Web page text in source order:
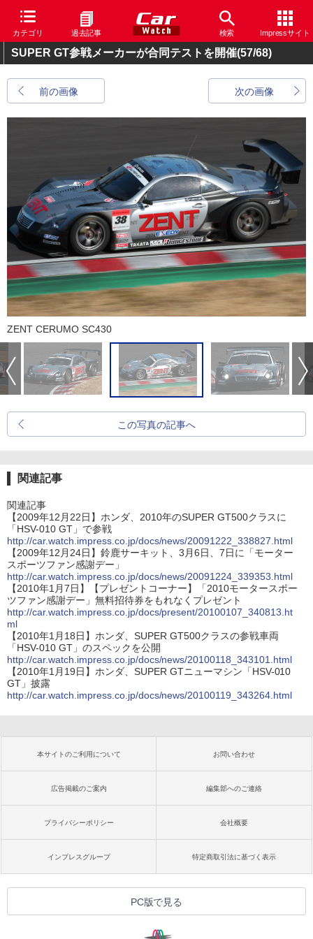
カテゴリ 過去記事 検索 Impressサイト
SUPER GT参戦メーカーが合同テストを開催(57/68)
前の画像 次の画像
ZENT CERUMO SC430
この写真の記事へ
関連記事
関連記事
【2009年12月22日】ホンダ、2010年のSUPER GT500クラスに
「HSV-010 GT」で参戦
http://car.watch.impress.co.jp/docs/news/20091222_338827.html
【2009年12月24日】鈴鹿サーキット、3月6日、7日に「モーター
スポーツファン感謝デー」
http://car.watch.impress.co.jp/docs/news/20091224_339353.html
【2010年1月7日】【プレゼントコーナー】「2010モータースポー
ツファン感謝デー」無料招待券をもれなくプレゼント
http://car.watch.impress.co.jp/docs/present/20100107_340813.ht
ml
【2010年1月18日】ホンダ、SUPER GT500クラスの参戦車両
「HSV-010 GT」のスペックを公開
http://car.watch.impress.co.jp/docs/news/20100118_343101.html
【2010年1月19日】ホンダ、SUPER GTニューマシン「HSV-010
GT」披露
http://car.watch.impress.co.jp/docs/news/20100119_343264.html
本サイトのご利用について お問い合わせ
広告掲載のご案内 編集部へのご連絡
プライバシーポリシー 会社概要
インプレスグループ 特定商取引法に基づく表示
PC版で見る